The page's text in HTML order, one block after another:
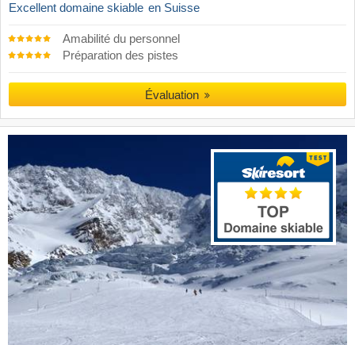
Excellent domaine skiable en Suisse
Amabilité du personnel
Préparation des pistes
Évaluation